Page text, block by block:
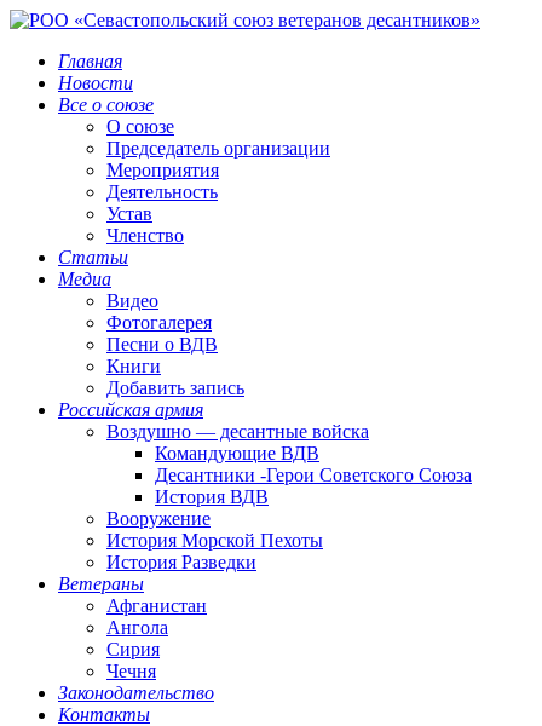
Главная
Новости
Все о союзе
О союзе
Председатель организации
Мероприятия
Деятельность
Устав
Членство
Статьи
Медиа
Видео
Фотогалерея
Песни о ВДВ
Книги
Добавить запись
Российская армия
Воздушно — десантные войска
Командующие ВДВ
Десантники -Герои Советского Союза
История ВДВ
Вооружение
История Морской Пехоты
История Разведки
Ветераны
Афганистан
Ангола
Сирия
Чечня
Законодательство
Контакты